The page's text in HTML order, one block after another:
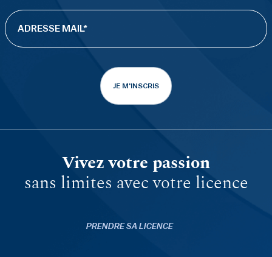
JE M'INSCRIS
Vivez votre passion
sans limites avec votre licence
PRENDRE SA LICENCE